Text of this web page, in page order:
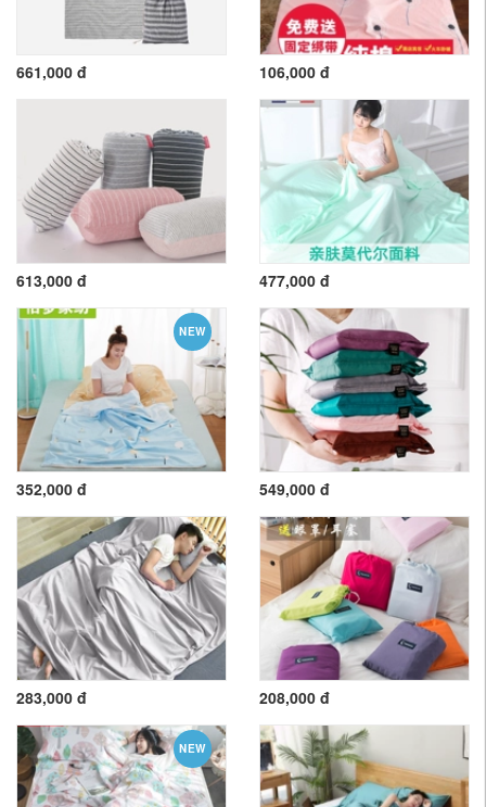
661,000 đ 106,000 đ
613,000 đ 477,000 đ
NEW
352,000 đ 549,000 đ
283,000 đ 208,000 đ
NEW